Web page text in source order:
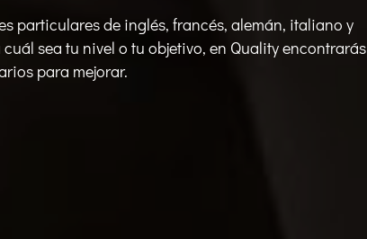
particulares de inglés, francés, alemán, italiano y
sea tu nivel o tu objetivo, en Quality encontrarás
para mejorar.